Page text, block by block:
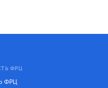
ФРЦ
ФРЦ